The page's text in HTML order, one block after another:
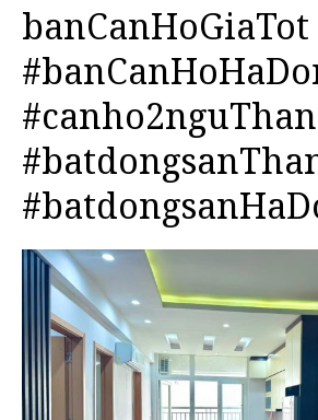
banCanHoGiaTot